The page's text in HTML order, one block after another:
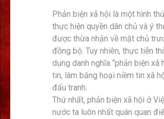
Phản biện xã hội là một hình
thực hiện quyền dân chủ và ý
được thừa nhận về mặt chủ
đồng bộ. Tuy nhiên, thực tiễn
dụng danh nghĩa “phản biện
tin, làm băng hoại niềm tin xã
đấu tranh.
Thứ nhất, phản biện xã hội ở
nước ta luôn nhất quán quan